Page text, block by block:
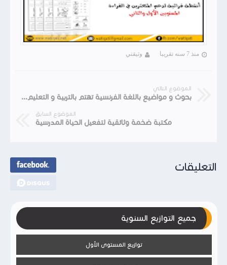
منذ 7 سنه تقريبا وثيقتي
الموضوع التالي
بحوث و مواضيع باللغة الفرنسية تهتم بالتربية و التعليم و التقويم التربوي و الديداكتيك
الموضوع السابق
مكتبة ضخمة وثائقية لتفعيل الحياة المدرسية
التعليقات
جميع التوازيع السنوية
توازيع المستوى الأول